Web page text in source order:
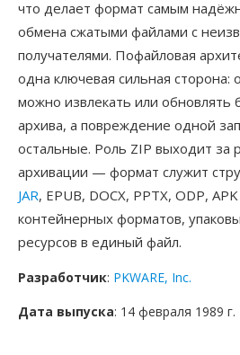
что делает формат самым
обмена сжатыми файлами с
получателями. Пофайловая
одна ключевая сильная
можно извлекать или обновлять
архива, а повреждение одной
остальные. Роль ZIP выходит за
архивации — формат служит
JAR, EPUB, DOCX, PPTX, ODP,
контейнерных форматов,
ресурсов в единый файл.
Разработчик: PKWARE, Inc.
Дата выпуска: 14 февраля 1989 г.